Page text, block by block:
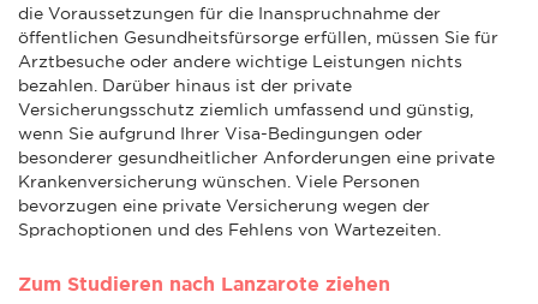
die Voraussetzungen für die Inanspruchnahme der
öffentlichen Gesundheitsfürsorge erfüllen, müssen Sie für
Arztbesuche oder andere wichtige Leistungen nichts
bezahlen. Darüber hinaus ist der private
Versicherungsschutz ziemlich umfassend und günstig,
wenn Sie aufgrund Ihrer Visa-Bedingungen oder
besonderer gesundheitlicher Anforderungen eine private
Krankenversicherung wünschen. Viele Personen
bevorzugen eine private Versicherung wegen der
Sprachoptionen und des Fehlens von Wartezeiten.
Zum Studieren nach Lanzarote ziehen